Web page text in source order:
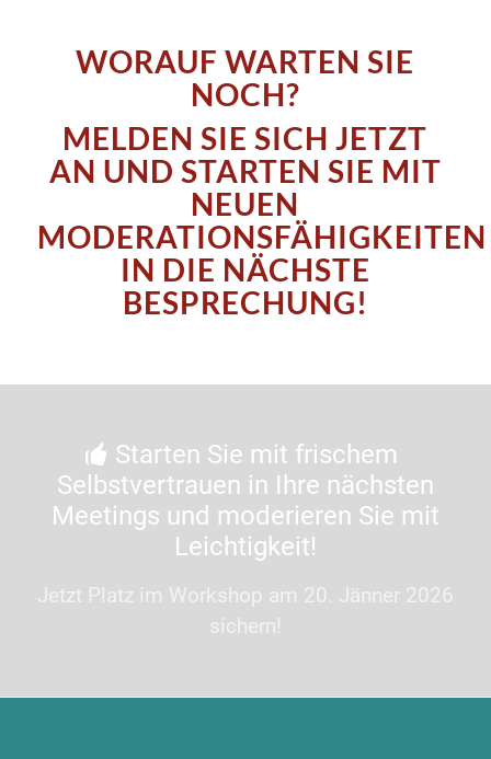
WORAUF WARTEN SIE
NOCH?
MELDEN SIE SICH JETZT
AN UND STARTEN SIE MIT
NEUEN
MODERATIONSFÄHIGKEITEN
IN DIE NÄCHSTE
BESPRECHUNG!
Starten Sie mit frischem
Selbstvertrauen in Ihre nächsten
Meetings und moderieren Sie mit
Leichtigkeit!
Jetzt Platz im Workshop am 20. Jänner 2026
sichern!